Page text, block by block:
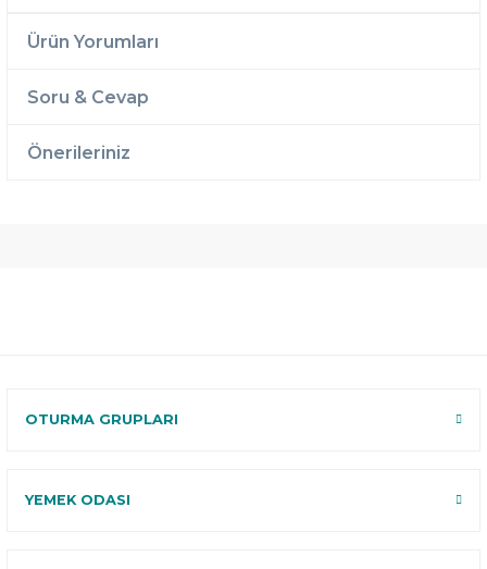
Ürün Yorumları
Soru & Cevap
Önerileriniz
OTURMA GRUPLARI
YEMEK ODASI